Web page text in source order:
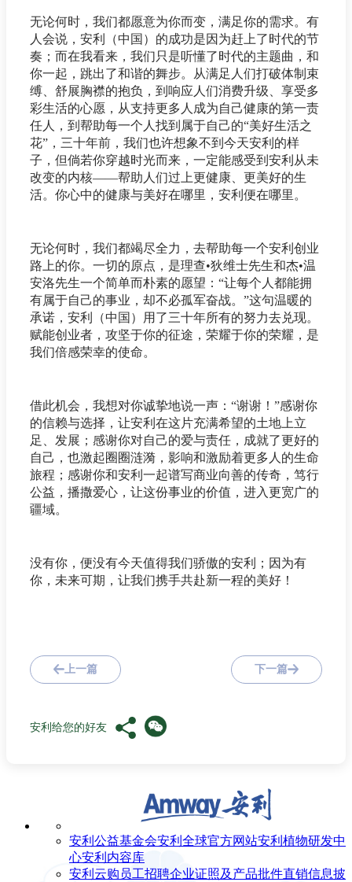
无论何时，我们都愿意为你而变，满足你的需求。有
人会说，安利（中国）的成功是因为赶上了时代的节
奏；而在我看来，我们只是听懂了时代的主题曲，和
你一起，跳出了和谐的舞步。从满足人们打破体制束
缚、舒展胸襟的抱负，到响应人们消费升级、享受多
彩生活的心愿，从支持更多人成为自己健康的第一责
任人，到帮助每一个人找到属于自己的“美好生活之
花”，三十年前，我们也许想象不到今天安利的样
子，但倘若你穿越时光而来，一定能感受到安利从未
改变的内核——帮助人们过上更健康、更美好的生
活。你心中的健康与美好在哪里，安利便在哪里。
无论何时，我们都竭尽全力，去帮助每一个安利创业
路上的你。一切的原点，是理查•狄维士先生和杰•温
安洛先生一个简单而朴素的愿望：“让每个人都能拥
有属于自己的事业，却不必孤军奋战。”这句温暖的
承诺，安利（中国）用了三十年所有的努力去兑现。
赋能创业者，攻坚于你的征途，荣耀于你的荣耀，是
我们倍感荣幸的使命。
借此机会，我想对你诚挚地说一声：“谢谢！”感谢你
的信赖与选择，让安利在这片充满希望的土地上立
足、发展；感谢你对自己的爱与责任，成就了更好的
自己，也激起圈圈涟漪，影响和激励着更多人的生命
旅程；感谢你和安利一起谱写商业向善的传奇，笃行
公益，播撒爱心，让这份事业的价值，进入更宽广的
疆域。
没有你，便没有今天值得我们骄傲的安利；因为有
你，未来可期，让我们携手共赴新一程的美好！
上一篇 下一篇
安利给您的好友
安利公益基金会安利全球官方网站安利植物研发中
心安利内容库
安利云购 员工招聘企业证照及产品批件直销信息披